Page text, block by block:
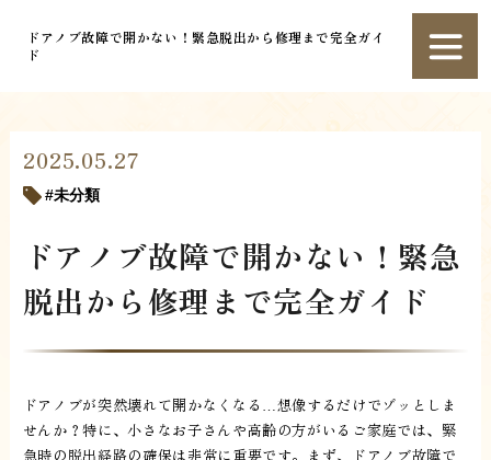
ドアノブ故障で開かない！緊急脱出から修理まで完全ガイ
ド
2025.05.27
未分類
ドアノブ故障で開かない！緊急
脱出から修理まで完全ガイド
ドアノブが突然壊れて開かなくなる…想像するだけでゾッとしま
せんか？特に、小さなお子さんや高齢の方がいるご家庭では、緊
急時の脱出経路の確保は非常に重要です。まず、ドアノブ故障で